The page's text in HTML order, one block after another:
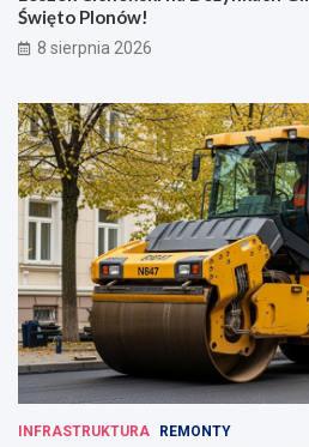
Święto Plonów!
8 sierpnia 2026
INFRASTRUKTURA REMONTY